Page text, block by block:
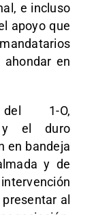
e incluso
apoyo que
ahondar en
1-O,
y el duro
en bandeja
y de
al